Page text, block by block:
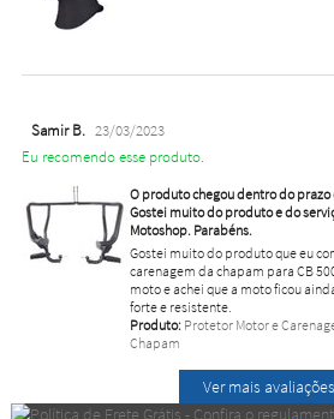
Samir B. 23/03/2023
Eu recomendo esse produto.
O produto chegou dentro do
Gostei muito do produto e do
Motoshop. Parabéns.
Gostei muito do produto que eu
carenagem da chapam para CB
moto e achei que a moto ficou
forte e resistente.
Produto:Protetor Motor e
Chapam
Ver mais avaliações